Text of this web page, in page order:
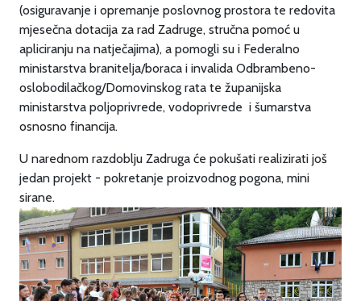
(osiguravanje i opremanje poslovnog prostora te redovita
mjesečna dotacija za rad Zadruge, stručna pomoć u
apliciranju na natječajima), a pomogli su i Federalno
ministarstva branitelja/boraca i invalida Odbrambeno-
oslobodilačkog/Domovinskog rata te županijska
ministarstva poljoprivrede, vodoprivrede i šumarstva
osnosno financija.
U narednom razdoblju Zadruga će pokušati realizirati još
jedan projekt - pokretanje proizvodnog pogona, mini
sirane.